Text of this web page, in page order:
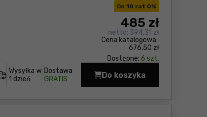
Do 10 rat 0%
Cena katalogowa:
676,50 zł
485 zł
netto: 394,31 zł
Dostępne: 6 szt.
Wysyłka w
1 dzień
Dostawa
GRATIS
Do koszyka
Odkurzacz